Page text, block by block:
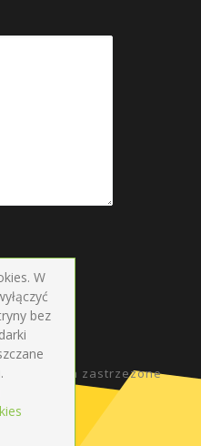
prawa zastrzezone
W
bez